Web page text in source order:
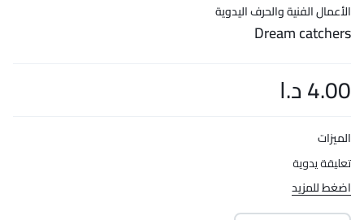
الأعمال الفنية والحرف اليدوية
Dream catchers
4.00د.ا
الميزات
تعليقة يدوية
اضغط للمزيد